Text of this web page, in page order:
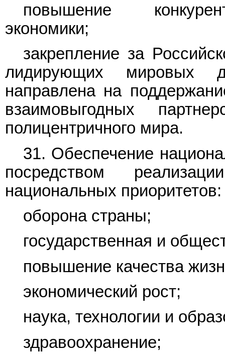
повышение
экономики;
закрепление за
лидирующих мировых
направлена на
взаимовыгодных
полицентричного мира.
31. Обеспечение
посредством
национальных приоритетов:
оборона страны;
государственная и
повышение качества
экономический рост;
наука, технологии и
здравоохранение;